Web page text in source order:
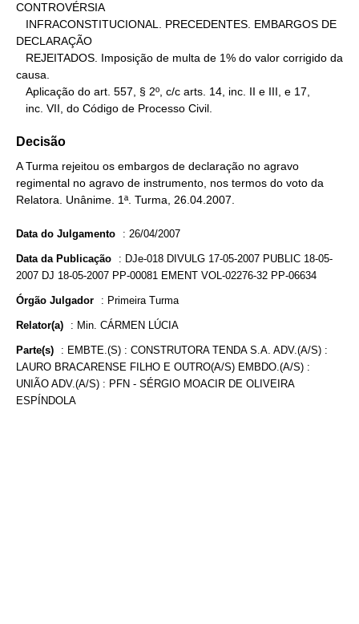
CONTROVÉRSIA
DECLARAÇÃO
causa.
   inc. VII, do Código de Processo Civil.
Decisão
A Turma rejeitou os embargos de declaração no agravo
regimental no agravo de instrumento, nos termos do voto da
Relatora. Unânime. 1ª. Turma, 26.04.2007.
Data do Julgamento : 26/04/2007
Data da Publicação : DJe-018 DIVULG 17-05-2007 PUBLIC 18-05-
2007 DJ 18-05-2007 PP-00081 EMENT VOL-02276-32 PP-06634
Órgão Julgador : Primeira Turma
Relator(a) : Min. CÁRMEN LÚCIA
Parte(s) : EMBTE.(S) : CONSTRUTORA TENDA S.A. ADV.(A/S) :
LAURO BRACARENSE FILHO E OUTRO(A/S) EMBDO.(A/S) :
UNIÃO ADV.(A/S) : PFN - SÉRGIO MOACIR DE OLIVEIRA
ESPÍNDOLA